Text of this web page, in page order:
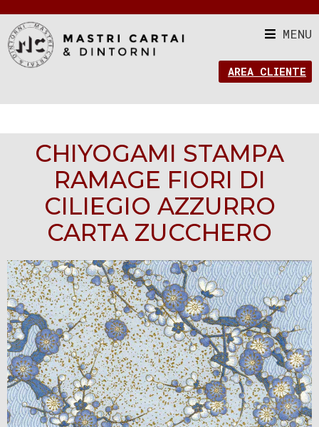
MENU
AREA CLIENTE
CHIYOGAMI STAMPA
RAMAGE FIORI DI
CILIEGIO AZZURRO
CARTA ZUCCHERO